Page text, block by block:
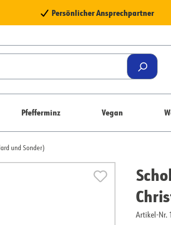
Persönlicher Ansprechpartner
Pfefferminz Vegan
und Sonder)
Artikel-Nr.